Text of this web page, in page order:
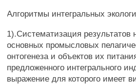
Алгоритмы интегральных
1).Систематизация
основных промысловых
онтогенеза и объектов их
предложенного интегрального
выражение для которого имеет